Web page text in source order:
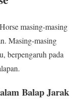
masing-masing
Masing-masing
berpengaruh pada
Balap Jarak